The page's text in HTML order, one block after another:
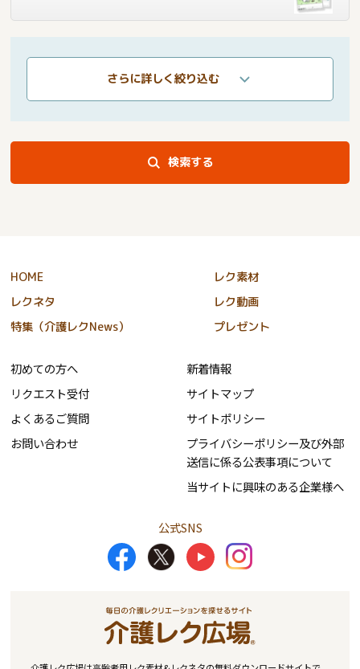
さらに詳しく絞り込む
検索する
HOME
レク素材
レクネタ
レク動画
特集（介護レクNews）
プレゼント
初めての方へ
リクエスト受付
よくあるご質問
お問い合わせ
新着情報
サイトマップ
サイトポリシー
プライバシーポリシー及び外部
送信に係る公表事項について
当サイトに興味のある企業様へ
公式SNS